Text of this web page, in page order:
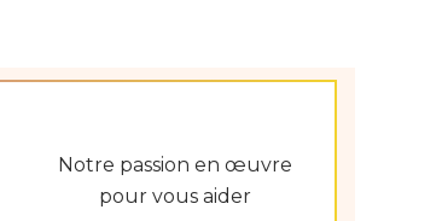
Notre passion en œuvre
pour vous aider